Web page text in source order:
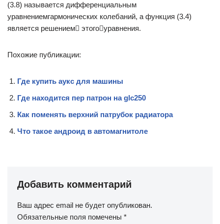
(3.8) называется дифференциальным
уравнениемгармонических колебаний, а функция (3.4)
является решением этогоуравнения.
Похожие публикации:
Где купить аукс для машины
Где находится пер патрон на glc250
Как поменять верхний патрубок радиатора
Что такое андроид в автомагнитоле
Добавить комментарий
Ваш адрес email не будет опубликован.
Обязательные поля помечены *